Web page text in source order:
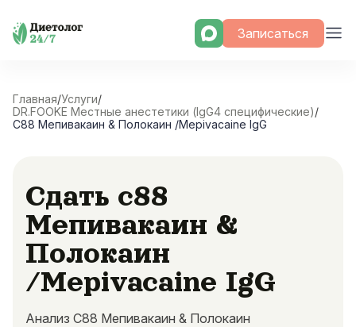
Skip
Записаться
Главная/Услуги/
DR.FOOKE Местные анестетики (IgG4 специфические)/
C88 Мепивакаин & Полокаин /Mepivacaine IgG
Сдать c88
Мепивакаин &
Полокаин
/Mepivacaine IgG
Анализ C88 Мепивакаин & Полокаин